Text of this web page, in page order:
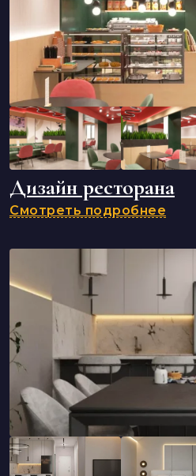
Дизайн ресторана
Смотреть подробнее